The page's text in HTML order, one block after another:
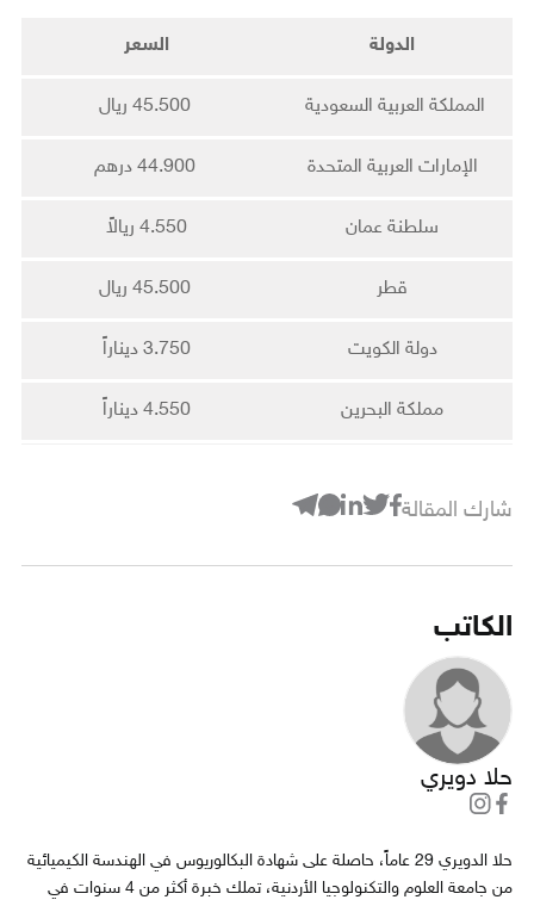
الدولة السعر
المملكة العربية السعودية 45.500 ريال
الإمارات العربية المتحدة 44.900 درهم
سلطنة عمان 4.550 ريالاً
قطر 45.500 ريال
دولة الكويت 3.750 ديناراً
مملكة البحرين 4.550 ديناراً
شارك المقالة
الكاتب
حلا دويري
حلا الدويري 29 عاماً، حاصلة على شهادة البكالوريوس في الهندسة الكيميائية
من جامعة العلوم والتكنولوجيا الأردنية، تملك خبرة أكثر من 4 سنوات في